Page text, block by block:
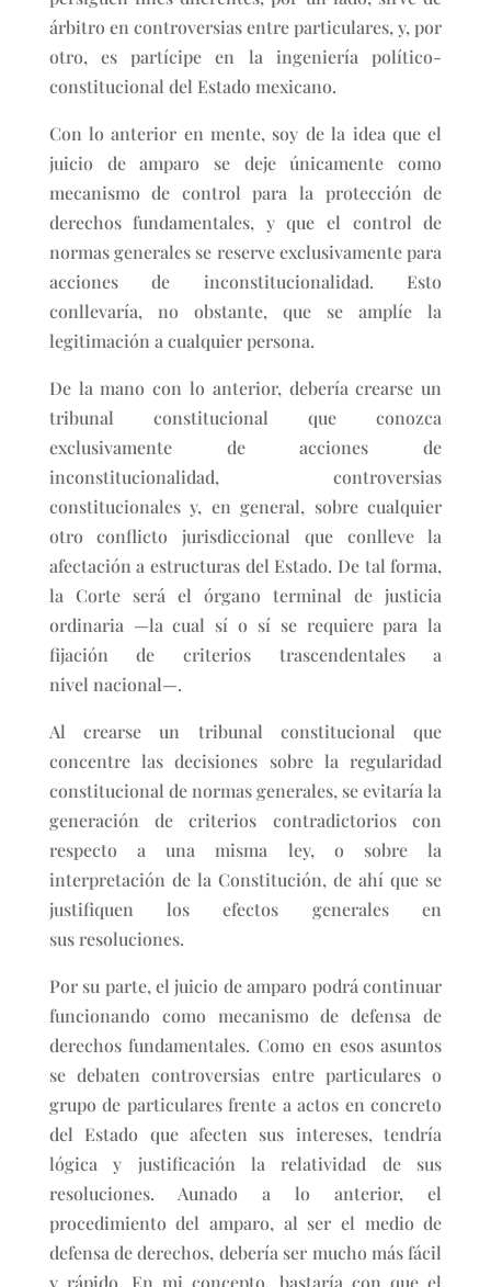
árbitro en controversias entre particulares, y, por
otro, es partícipe en la ingeniería político-
constitucional del Estado mexicano.
Con lo anterior en mente, soy de la idea que el
juicio de amparo se deje únicamente como
mecanismo de control para la protección de
derechos fundamentales, y que el control de
normas generales se reserve exclusivamente para
acciones de inconstitucionalidad. Esto
conllevaría, no obstante, que se amplíe la
legitimación a cualquier persona.
De la mano con lo anterior, debería crearse un
tribunal constitucional que conozca
exclusivamente de acciones de
inconstitucionalidad, controversias
constitucionales y, en general, sobre cualquier
otro conflicto jurisdiccional que conlleve la
afectación a estructuras del Estado. De tal forma,
la Corte será el órgano terminal de justicia
ordinaria —la cual sí o sí se requiere para la
fijación de criterios trascendentales a
nivel nacional—.
Al crearse un tribunal constitucional que
concentre las decisiones sobre la regularidad
constitucional de normas generales, se evitaría la
generación de criterios contradictorios con
respecto a una misma ley, o sobre la
interpretación de la Constitución, de ahí que se
justifiquen los efectos generales en
sus resoluciones.
Por su parte, el juicio de amparo podrá continuar
funcionando como mecanismo de defensa de
derechos fundamentales. Como en esos asuntos
se debaten controversias entre particulares o
grupo de particulares frente a actos en concreto
del Estado que afecten sus intereses, tendría
lógica y justificación la relatividad de sus
resoluciones. Aunado a lo anterior, el
procedimiento del amparo, al ser el medio de
defensa de derechos, debería ser mucho más fácil
y rápido. En mi concepto, bastaría con que el